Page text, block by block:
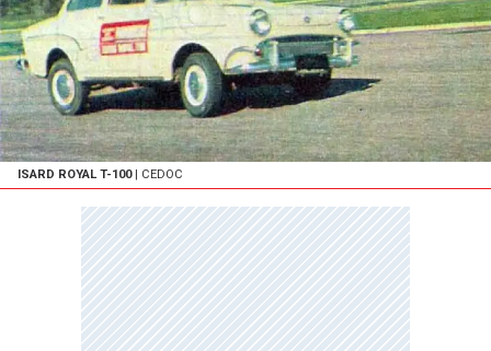
ISARD ROYAL T-100| CEDOC